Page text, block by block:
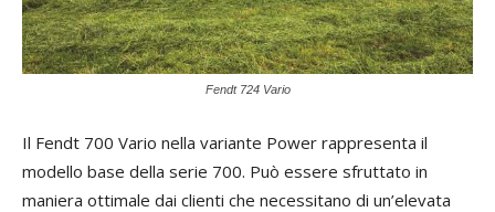
Fendt 724 Vario
Il Fendt 700 Vario nella variante Power rappresenta il
modello base della serie 700. Può essere sfruttato in
maniera ottimale dai clienti che necessitano di un’elevata